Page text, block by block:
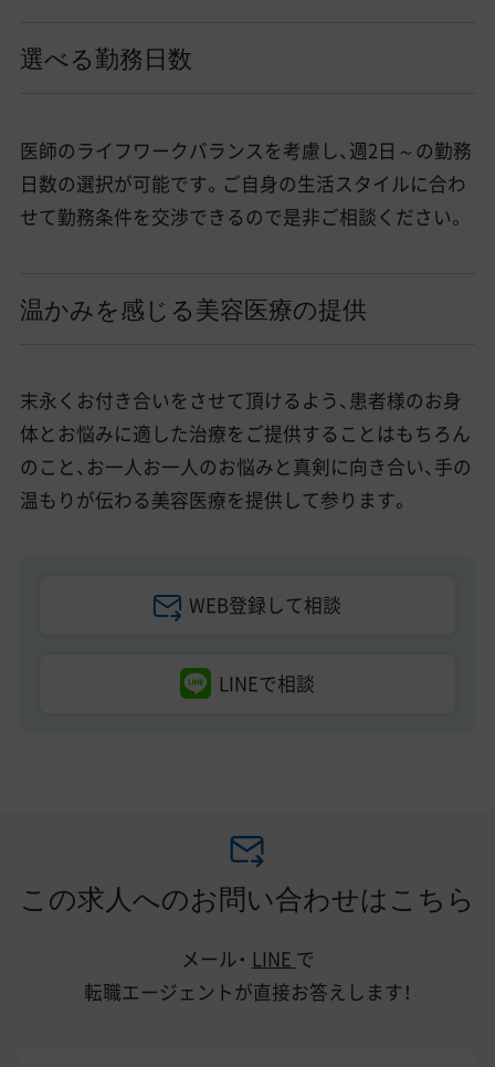
選べる勤務日数
医師のライフワークバランスを考慮し、週2日～の勤務
日数の選択が可能です。ご自身の生活スタイルに合わ
せて勤務条件を交渉できるので是非ご相談ください。
温かみを感じる美容医療の提供
末永くお付き合いをさせて頂けるよう、患者様のお身
体とお悩みに適した治療をご提供することはもちろん
のこと、お一人お一人のお悩みと真剣に向き合い、手の
温もりが伝わる美容医療を提供して参ります。
WEB登録して相談
LINEで相談
この求人へのお問い合わせはこちら
メール・ LINE で
転職エージェントが直接お答えします！